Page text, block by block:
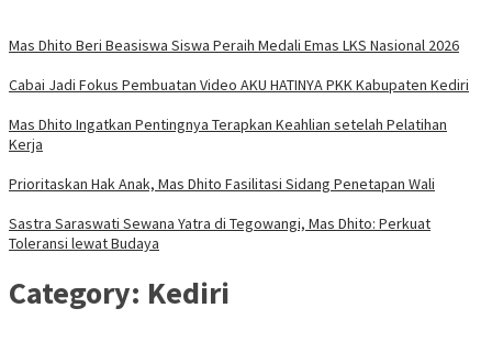
Mas Dhito Beri Beasiswa Siswa Peraih Medali Emas LKS Nasional 2026
Cabai Jadi Fokus Pembuatan Video AKU HATINYA PKK Kabupaten Kediri
Mas Dhito Ingatkan Pentingnya Terapkan Keahlian setelah Pelatihan
Kerja
Prioritaskan Hak Anak, Mas Dhito Fasilitasi Sidang Penetapan Wali
Sastra Saraswati Sewana Yatra di Tegowangi, Mas Dhito: Perkuat
Toleransi lewat Budaya
Category: Kediri